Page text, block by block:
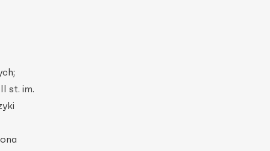
st. im.